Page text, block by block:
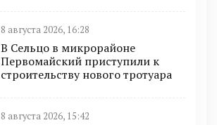
8 августа 2026, 16:28
В Сельцо в микрорайоне
Первомайский приступили к
строительству нового тротуара
8 августа 2026, 15:42